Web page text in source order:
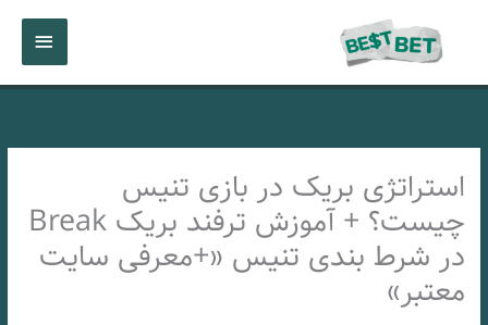
اصلی
استراتژی بریک در بازی تنیس
چیست؟ + آموزش ترفند بریک Break
در شرط بندی تنیس «+معرفی سایت
معتبر»